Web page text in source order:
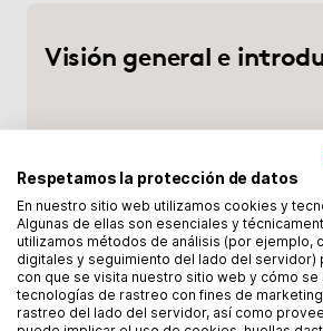
Visión general e
Respetamos la protección de datos
En nuestro sitio web utilizamos cookies y
Algunas de ellas son esenciales y
utilizamos métodos de análisis (por ejemplo,
digitales y seguimiento del lado del servidor)
con que se visita nuestro sitio web y cómo se
tecnologías de rastreo con fines de
rastreo del lado del servidor, así como